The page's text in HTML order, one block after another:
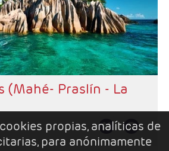
(Mahé- Praslín - La
propias, analíticas de
para anónimamente